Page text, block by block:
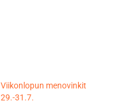
Viikonlopun menovinkit
29.-31.7.